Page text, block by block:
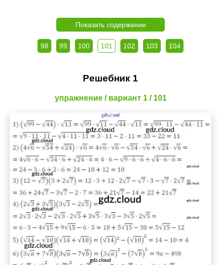
Показать содержание
98 99 100 101 102 103 104
Решебник 1
упражнение / вариант 1 / 101